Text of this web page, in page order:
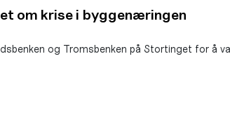
om krise i byggenæringen
og Tromsbenken på Stortinget for å